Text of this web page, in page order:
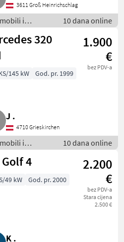
3611 Groß Heinrichschlag
i
/ Limuzine
10 dana online
320
1.900
€
bez PDV-a
145 kW God. pr. 1999
J .
4710 Grieskirchen
i
/ Limuzine
10 dana online
Golf 4
2.200
€
bez PDV-a
Stara cijena
2.500 €
49 kW God. pr. 2000
K .